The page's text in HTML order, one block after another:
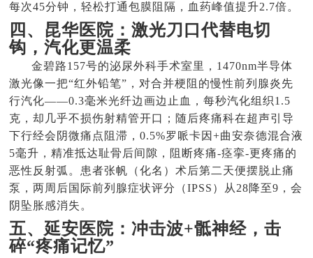
每次45分钟，轻松打通包膜阻隔，血药峰值提升2.7倍。
四、昆华医院：激光刀口代替电切
钩，汽化更温柔
金碧路157号的泌尿外科手术室里，1470nm半导体
激光像一把“红外铅笔”，对合并梗阻的慢性前列腺炎先
行汽化——0.3毫米光纤边画边止血，每秒汽化组织1.5
克，却几乎不损伤射精管开口；随后疼痛科在超声引导
下行经会阴微痛点阻滞，0.5%罗哌卡因+曲安奈德混合液
5毫升，精准抵达耻骨后间隙，阻断疼痛-痉挛-更疼痛的
恶性反射弧。患者张帆（化名）术后第二天便摆脱止痛
泵，两周后国际前列腺症状评分（IPSS）从28降至9，会
阴坠胀感消失。
五、延安医院：冲击波+骶神经，击
碎“疼痛记忆”